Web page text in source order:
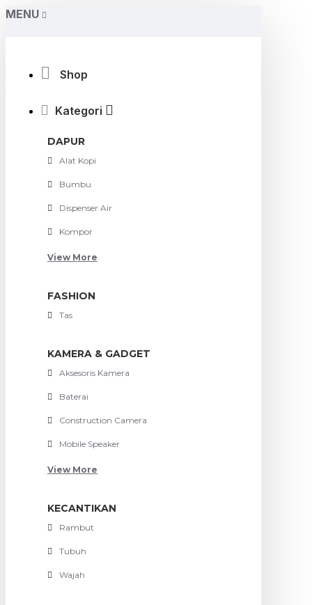
MENU
Shop
Kategori
DAPUR
Alat Kopi
Bumbu
Dispenser Air
Kompor
View More
FASHION
Tas
KAMERA & GADGET
Aksesoris Kamera
Baterai
Construction Camera
Mobile Speaker
View More
KECANTIKAN
Rambut
Tubuh
Wajah